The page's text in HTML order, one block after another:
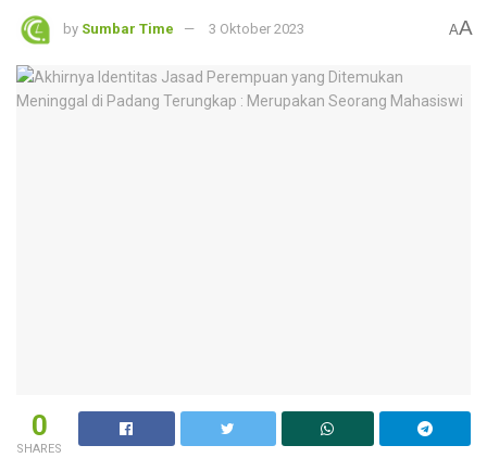
by Sumbar Time 3 Oktober 2023 AA
0
SHARES